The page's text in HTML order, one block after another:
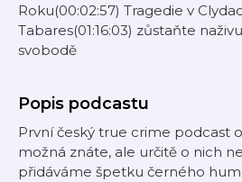
Roku(00:02:57) Tragedie v
Tabares(01:16:03) zůstaňte
svobodě
Popis podcastu
První český true crime podcast
možná znáte, ale určitě o nich
přidáváme špetku černého